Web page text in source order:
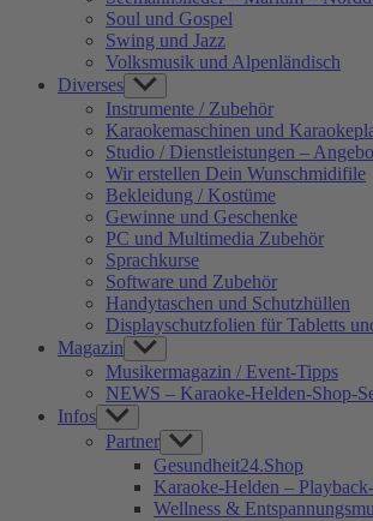
Soul und Gospel
Swing und Jazz
Volksmusik und Alpenländisch
Diverses Show
sub
menu
Instrumente / Zubehör
Karaokemaschinen und
Studio / Dienstleistungen –
Wir erstellen Dein Wunschmidifile
Bekleidung / Kostüme
Gewinne und Geschenke
PC und Multimedia Zubehör
Sprachkurse
Software und Zubehör
Handytaschen und Schutzhüllen
Displayschutzfolien für Tabletts
Magazin Show
sub
menu
Musikermagazin / Event-Tipps
NEWS – Karaoke-Helden-Shop-
Infos Show
sub
menu
Partner Show
sub
menu
Gesundheit24.Shop
Karaoke-Helden –
Wellness &